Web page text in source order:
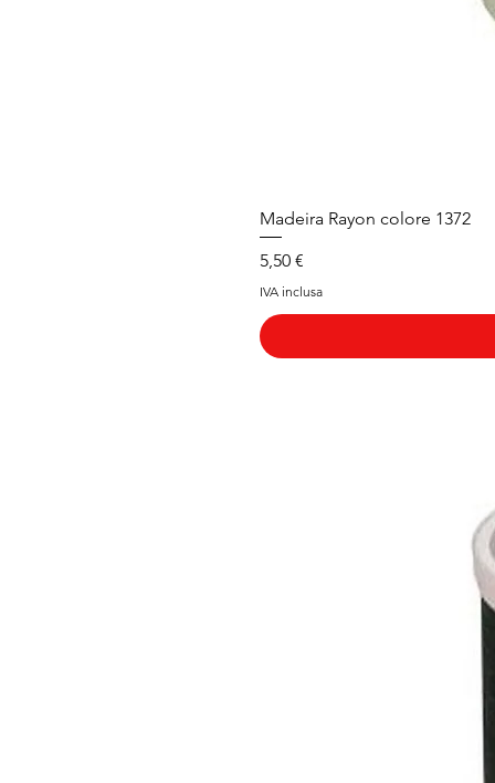
Madeira Rayon colore 1372
Prezzo
5,50 €
IVA inclusa